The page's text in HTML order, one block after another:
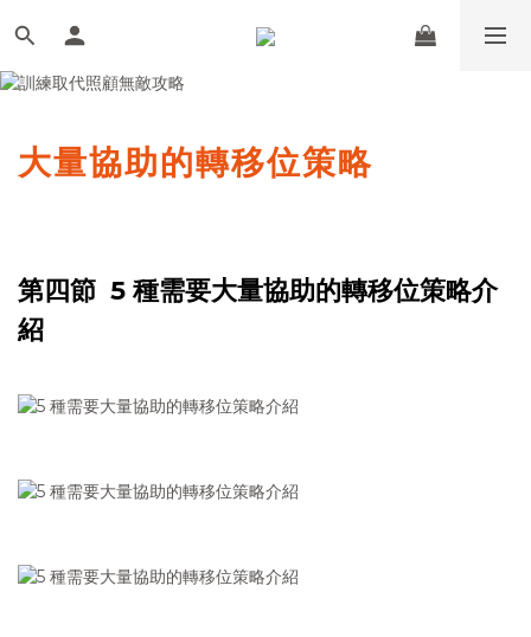
大量協助的轉移位策略
第四節 5 種需要大量協助的轉移位策略介
紹